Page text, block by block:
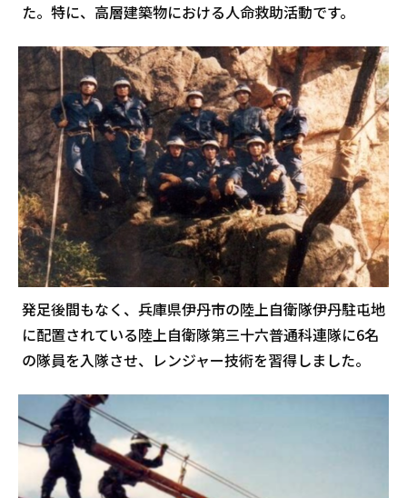
た。特に、高層建築物における人命救助活動です。
発足後間もなく、兵庫県伊丹市の陸上自衛隊伊丹駐屯地
に配置されている陸上自衛隊第三十六普通科連隊に6名
の隊員を入隊させ、レンジャー技術を習得しました。